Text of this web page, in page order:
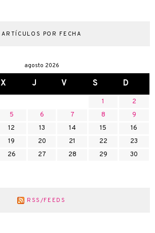
ARTÍCULOS POR FECHA
agosto 2026
X J V S D
1
2
5 6 7 8
9
12 13 14 15
16
19 20 21 22
23
26 27 28 29
30
RSS/FEEDS